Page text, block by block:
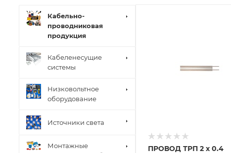
ПРОВОД ТРП 2 х 0.4
Кабельно-
проводниковая
продукция
Кабеленесущие
системы
Низковольтное
оборудование
Источники света
Монтажные